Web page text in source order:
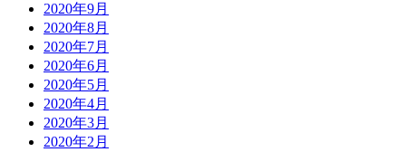
2020年9月
2020年8月
2020年7月
2020年6月
2020年5月
2020年4月
2020年3月
2020年2月